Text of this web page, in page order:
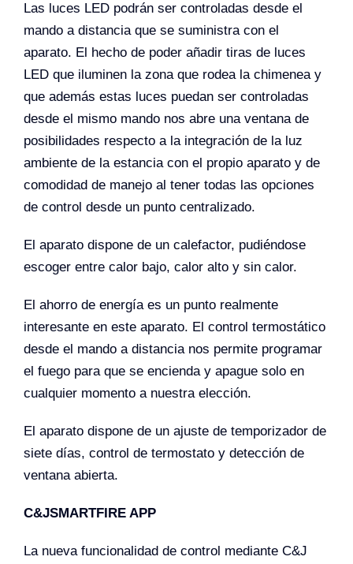
Las luces LED podrán ser controladas desde el
mando a distancia que se suministra con el
aparato. El hecho de poder añadir tiras de luces
LED que iluminen la zona que rodea la chimenea y
que además estas luces puedan ser controladas
desde el mismo mando nos abre una ventana de
posibilidades respecto a la integración de la luz
ambiente de la estancia con el propio aparato y de
comodidad de manejo al tener todas las opciones
de control desde un punto centralizado.
El aparato dispone de un calefactor, pudiéndose
escoger entre calor bajo, calor alto y sin calor.
El ahorro de energía es un punto realmente
interesante en este aparato. El control termostático
desde el mando a distancia nos permite programar
el fuego para que se encienda y apague solo en
cualquier momento a nuestra elección.
El aparato dispone de un ajuste de temporizador de
siete días, control de termostato y detección de
ventana abierta.
C&JSMARTFIRE APP
La nueva funcionalidad de control mediante C&J